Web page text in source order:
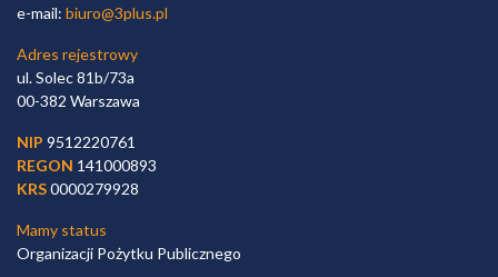
e-mail: biuro@3plus.pl
Adres rejestrowy
ul. Solec 81b/73a
00-382 Warszawa
NIP 9512220761
REGON 141000893
KRS0000279928
Mamy status
Organizacji Pożytku Publicznego